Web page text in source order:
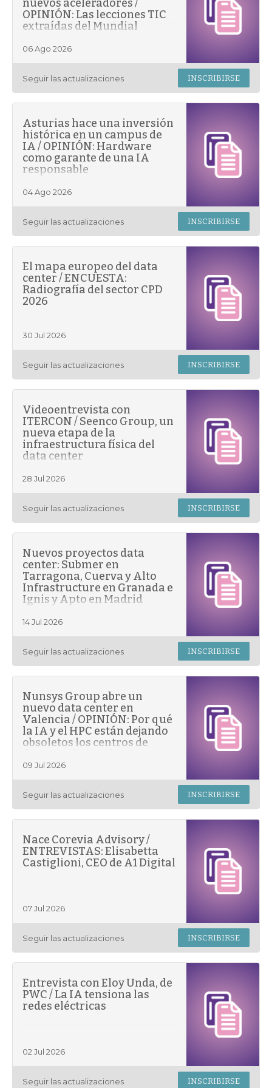
nuevos aceleradores /
OPINIÓN: Las lecciones TIC
extraídas del Mundial
06 Ago 2026
Seguir las actualizaciones INSCRIBIRSE
Asturias hace una inversión
histórica en un campus de
IA / OPINIÓN: Hardware
como garante de una IA
responsable
04 Ago 2026
Seguir las actualizaciones INSCRIBIRSE
El mapa europeo del data
center / ENCUESTA:
Radiografía del sector CPD
2026
30 Jul 2026
Seguir las actualizaciones INSCRIBIRSE
Videoentrevista con
ITERCON / Seenco Group, un
nueva etapa de la
infraestructura física del
data center
28 Jul 2026
Seguir las actualizaciones INSCRIBIRSE
Nuevos proyectos data
center: Submer en
Tarragona, Cuerva y Alto
Infrastructure en Granada e
Ignis y Apto en Madrid
14 Jul 2026
Seguir las actualizaciones INSCRIBIRSE
Nunsys Group abre un
nuevo data center en
Valencia / OPINIÓN: Por qué
la IA y el HPC están dejando
obsoletos los centros de
09 Jul 2026
Seguir las actualizaciones INSCRIBIRSE
Nace Corevia Advisory /
ENTREVISTAS: Elisabetta
Castiglioni, CEO de A1 Digital
07 Jul 2026
Seguir las actualizaciones INSCRIBIRSE
Entrevista con Eloy Unda, de
PWC / La IA tensiona las
redes eléctricas
02 Jul 2026
Seguir las actualizaciones INSCRIBIRSE